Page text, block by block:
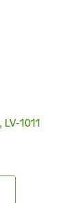
LV-1011